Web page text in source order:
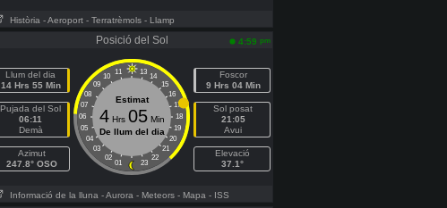
Història - Aeroport - Terratrèmols - Llamp
Posició del Sol 4:59 pm
Llum del dia
14 Hrs 55 Min
Pujada del Sol
06:11
Demà
Azimut
247.8° OSO
11 13
10
14
09
15
08
16
07
17
06
18
05
19
04
20
03
21
02
22
01 23
Estimat
4Hrs 05Min
De llum del dia
Foscor
9 Hrs 04 Min
Sol posat
21:05
Avui
Elevació
37.1°
Informació de la lluna - Aurora - Meteors - Mapa - ISS